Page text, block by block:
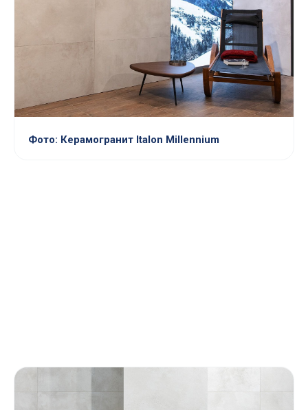
Фото: Керамогранит Italon Millennium